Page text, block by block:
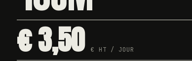
€ 3,50 € HT / JOUR